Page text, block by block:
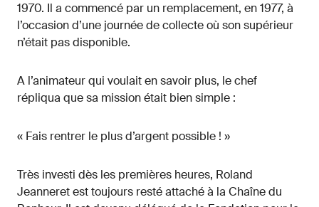
1970. Il a commencé par un remplacement, en 1977, à
l’occasion d’une journée de collecte où son supérieur
n’était pas disponible.
A l’animateur qui voulait en savoir plus, le chef
répliqua que sa mission était bien simple :
« Fais rentrer le plus d’argent possible ! »
Très investi dès les premières heures, Roland
Jeanneret est toujours resté attaché à la Chaîne du